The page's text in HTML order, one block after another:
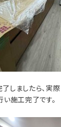
しましたら、実
施工完了です。